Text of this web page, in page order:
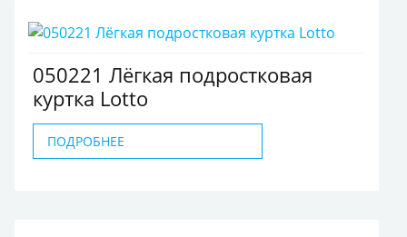
050221 Лёгкая подростковая
куртка Lotto
ПОДРОБНЕЕ